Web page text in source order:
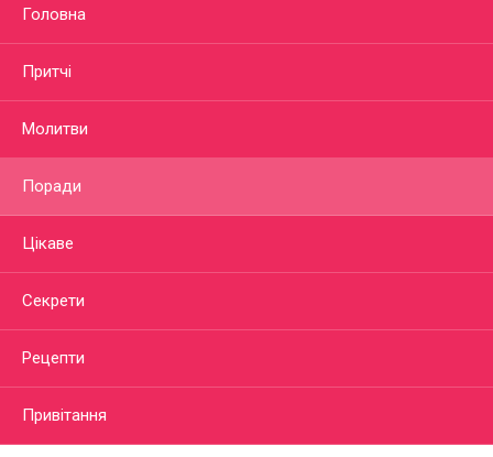
Головна
Притчі
Молитви
Поради
Цікаве
Секрети
Рецепти
Привітання